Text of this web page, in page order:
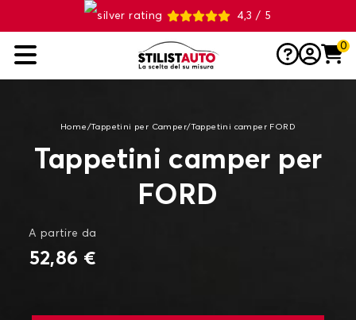
4,3 / 5
0
Home /Tappetini per Camper/Tappetini camper FORD
Tappetini camper per
FORD
A partire da
52,86 €